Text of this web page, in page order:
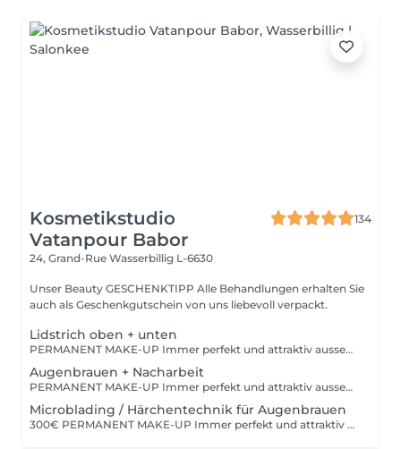
Kosmetikstudio
Vatanpour Babor
134
24, Grand-Rue Wasserbillig L-6630
Unser Beauty GESCHENKTIPP Alle Behandlungen erhalten Sie
auch als Geschenkgutschein von uns liebevoll verpackt.
Lidstrich oben + unten
PERMANENT MAKE-UP Immer perfekt und attraktiv aussehen! Von supernatürlich bis ausdrucksstark. Wir pigmentieren mit lichtstabilen, natürlichen, mineralischen Farben one Konservierungsstoffe. Ausführliche und typgerechte Beratung zur optimalen Form und zum passenden Farbton.
Augenbrauen + Nacharbeit
PERMANENT MAKE-UP Immer perfekt und attraktiv aussehen! Von supernatürlich bis ausdrucksstark. Wir pigmentieren mit lichtstabilen, natürlichen, mineralischen Farben one Konservierungsstoffe. Ausführliche und typgerechte Beratung zur optimalen Form und zum passenden Farbton.
Microblading / Härchentechnik für Augenbrauen
300€ PERMANENT MAKE-UP Immer perfekt und attraktiv aussehen! Von supernatürlich bis ausdrucksstark. Wir pigmentieren mit lichtstabilen, natürlichen, mineralischen Farben one Konservierungsstoffe. Ausführliche und typgerechte Beratung zur optimalen Form und zum passenden Farbton.